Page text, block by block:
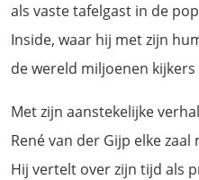
als vaste tafelgast in de
Inside, waar hij met zijn
de wereld miljoenen
Met zijn aanstekelijke
René van der Gijp elke
Hij vertelt over zijn tijd als